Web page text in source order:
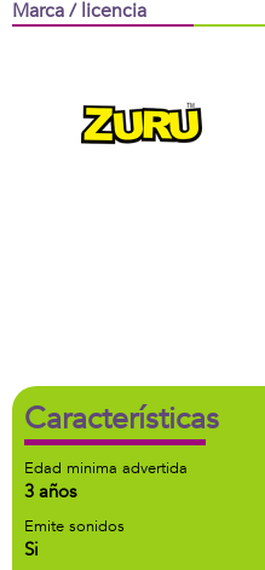
Marca / licencia
Características
Edad minima advertida
3 años
Emite sonidos
Si